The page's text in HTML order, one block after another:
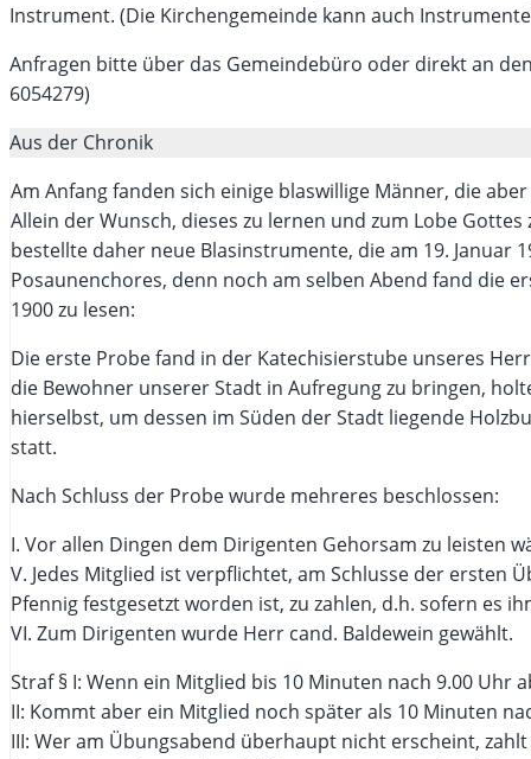
Instrument. (Die Kirchengemeinde kann auch
Anfragen bitte über das Gemeindebüro oder direkt an
6054279)
Aus der Chronik
Am Anfang fanden sich einige blaswillige Männer, die
Allein der Wunsch, dieses zu lernen und zum Lobe
bestellte daher neue Blasinstrumente, die am 19. Januar
Posaunenchores, denn noch am selben Abend fand die
1900 zu lesen:
Die erste Probe fand in der Katechisierstube unseres
die Bewohner unserer Stadt in Aufregung zu bringen,
hierselbst, um dessen im Süden der Stadt liegende
statt.
Nach Schluss der Probe wurde mehreres beschlossen:
I. Vor allen Dingen dem Dirigenten Gehorsam zu leisten
V. Jedes Mitglied ist verpflichtet, am Schlusse der ersten
Pfennig festgesetzt worden ist, zu zahlen, d.h. sofern es
VI. Zum Dirigenten wurde Herr cand. Baldewein gewählt.
Straf § I: Wenn ein Mitglied bis 10 Minuten nach 9.00 Uhr
II: Kommt aber ein Mitglied noch später als 10 Minuten
III: Wer am Übungsabend überhaupt nicht erscheint,